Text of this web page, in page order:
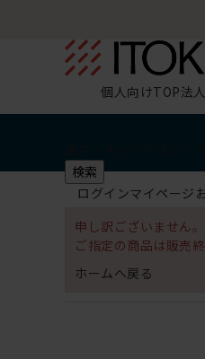
個人向けTOP法
検索
ログインマイページ
申し訳ございません。
ご指定の商品は販売
ホームへ戻る